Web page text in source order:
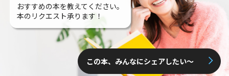
おすすめの本を教えてください。
本のリクエスト承ります！
この本、みんなにシェアしたい〜